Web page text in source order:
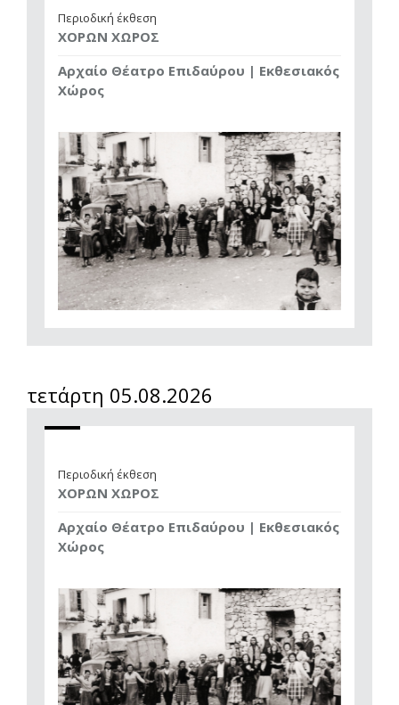
Περιοδική έκθεση
ΧΟΡΩΝ ΧΩΡΟΣ
Αρχαίο Θέατρο Επιδαύρου | Εκθεσιακός
Χώρος
τετάρτη 05.08.2026
Περιοδική έκθεση
ΧΟΡΩΝ ΧΩΡΟΣ
Αρχαίο Θέατρο Επιδαύρου | Εκθεσιακός
Χώρος